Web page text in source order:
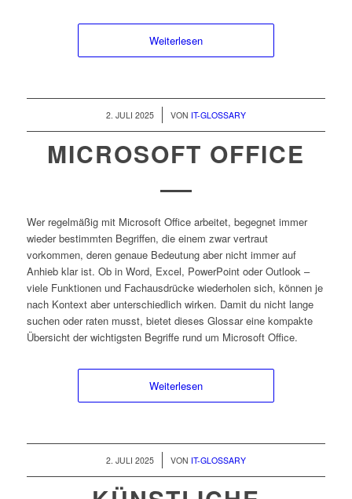
Weiterlesen
2. JULI 2025 VON IT-GLOSSARY
MICROSOFT OFFICE
Wer regelmäßig mit Microsoft Office arbeitet, begegnet immer
wieder bestimmten Begriffen, die einem zwar vertraut
vorkommen, deren genaue Bedeutung aber nicht immer auf
Anhieb klar ist. Ob in Word, Excel, PowerPoint oder Outlook –
viele Funktionen und Fachausdrücke wiederholen sich, können je
nach Kontext aber unterschiedlich wirken. Damit du nicht lange
suchen oder raten musst, bietet dieses Glossar eine kompakte
Übersicht der wichtigsten Begriffe rund um Microsoft Office.
Weiterlesen
2. JULI 2025 VON IT-GLOSSARY